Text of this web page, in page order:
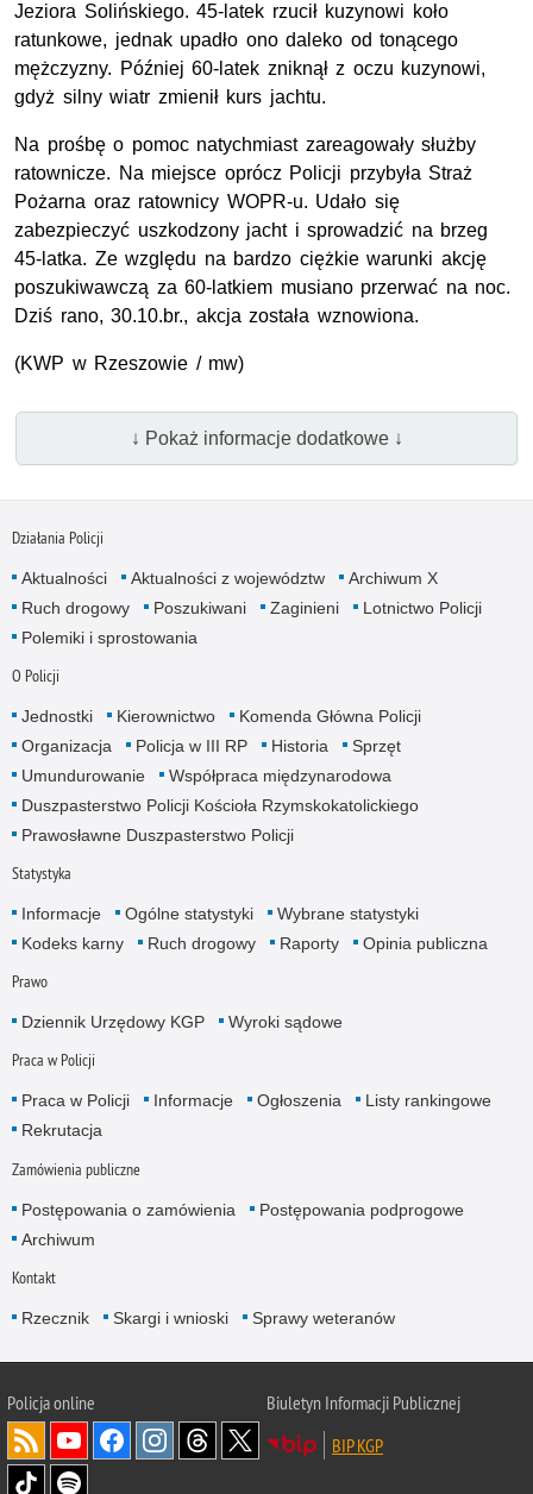
Jeziora Solińskiego. 45-latek rzucił kuzynowi koło
ratunkowe, jednak upadło ono daleko od tonącego
mężczyzny. Później 60-latek zniknął z oczu kuzynowi,
gdyż silny wiatr zmienił kurs jachtu.
Na prośbę o pomoc natychmiast zareagowały służby
ratownicze. Na miejsce oprócz Policji przybyła Straż
Pożarna oraz ratownicy WOPR-u. Udało się
zabezpieczyć uszkodzony jacht i sprowadzić na brzeg
45-latka. Ze względu na bardzo ciężkie warunki akcję
poszukiwawczą za 60-latkiem musiano przerwać na noc.
Dziś rano, 30.10.br., akcja została wznowiona.
(KWP w Rzeszowie / mw)
↓ Pokaż informacje dodatkowe ↓
Działania Policji
Aktualności Aktualności z województw
Archiwum X
Ruch drogowy
Poszukiwani Zaginieni
Lotnictwo Policji
Polemiki i sprostowania
O Policji
Jednostki Kierownictwo
Komenda Główna Policji
Organizacja
Policja w III RP Historia
Sprzęt
Umundurowanie
Współpraca międzynarodowa
Duszpasterstwo Policji Kościoła Rzymskokatolickiego
Prawosławne Duszpasterstwo Policji
Statystyka
Informacje Ogólne statystyki
Wybrane statystyki
Kodeks karny
Ruch drogowy Raporty Opinia publiczna
Prawo
Dziennik Urzędowy KGP Wyroki sądowe
Praca w Policji
Praca w Policji Informacje Ogłoszenia
Listy rankingowe
Rekrutacja
Zamówienia publiczne
Postępowania o zamówienia
Postępowania podprogowe
Archiwum
Kontakt
Rzecznik Skargi i wnioski Sprawy weteranów
Policjaonline
Biuletyn Informacji Publicznej
BIP KGP